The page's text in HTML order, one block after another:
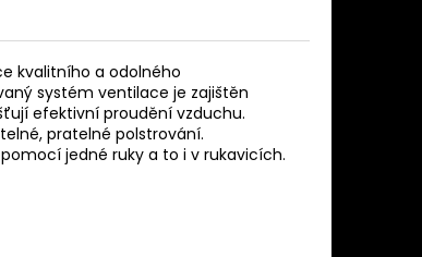
kvalitního a odolného
systém ventilace je zajištěn
efektivní proudění vzduchu.
pratelné polstrování.
jedné ruky a to i v rukavicích.